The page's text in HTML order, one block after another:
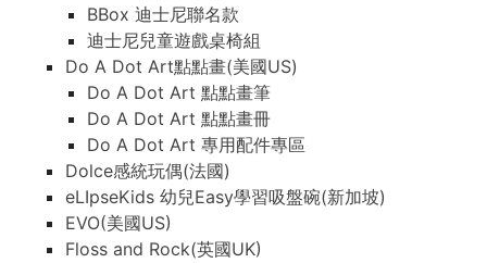
BBox 迪士尼聯名款
迪士尼兒童遊戲桌椅組
Do A Dot Art點點畫(美國US)
Do A Dot Art 點點畫筆
Do A Dot Art 點點畫冊
Do A Dot Art 專用配件專區
Dolce感統玩偶(法國)
eLIpseKids 幼兒Easy學習吸盤碗(新加坡)
EVO(美國US)
Floss and Rock(英國UK)